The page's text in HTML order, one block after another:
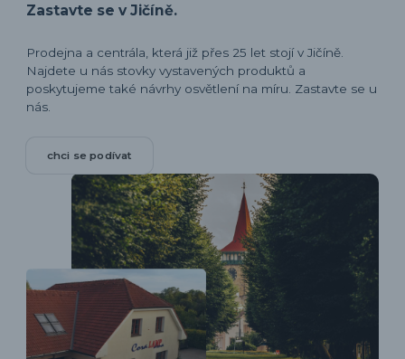
Zastavte se v Jičíně.
Prodejna a centrála, která již přes 25 let stojí v Jičíně.
Najdete u nás stovky vystavených produktů a
poskytujeme také návrhy osvětlení na míru. Zastavte se u
nás.
chci se podívat